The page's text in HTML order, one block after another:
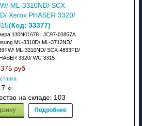
ML-3310ND/ SCX-
Xerox PHASER 3320/
(Код: 33377)
130N01678 | JC97-03857A
ML-3310D/ ML-3712ND/
ML-3310ND/ SCX-4833FD/
3320/ WC 3315
375 руб
кг.
на складе: 103
Подробнее